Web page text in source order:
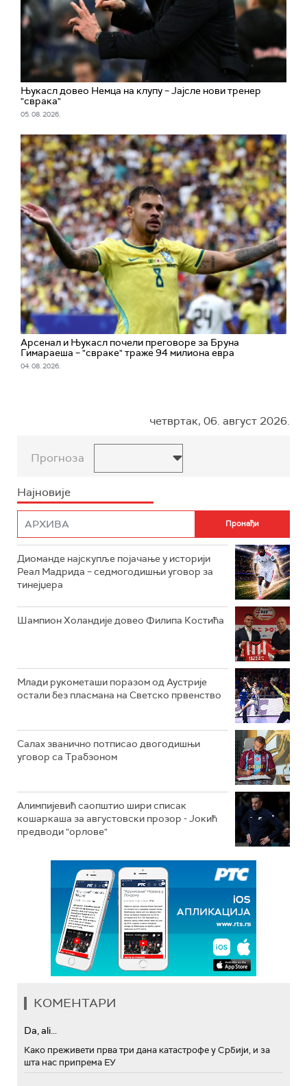
Њукасл довео Немца на клупу – Јајсле нови тренер
"сврака"
05. 08. 2026.
Арсенал и Њукасл почели преговоре за Бруна
Гимараеша – "свраке" траже 94 милиона евра
04. 08. 2026.
четвртак, 06. август 2026.
Прогноза
Најновије
Диоманде најскупље појачање у историји
Реал Мадрида – седмогодишњи уговор за
тинејџера
Шампион Холандије довео Филипа Костића
Млади рукометаши поразом од Аустрије
остали без пласмана на Светско првенство
Салах званично потписао двогодишњи
уговор са Трабзоном
Алимпијевић саопштио шири списак
кошаркаша за августовски прозор - Јокић
предводи "орлове"
КОМЕНТАРИ
Da, ali...
Како преживети прва три дана катастрофе у Србији, и за
шта нас припрема ЕУ